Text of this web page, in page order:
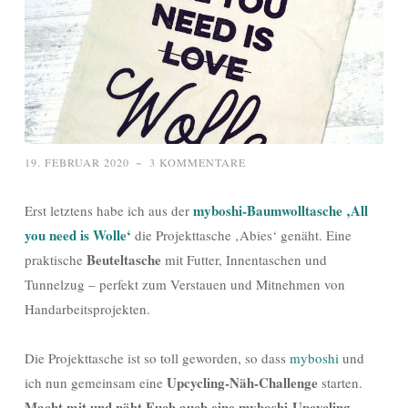
19. FEBRUAR 2020 ~ 3 KOMMENTARE
Erst letztens habe ich aus der myboshi-Baumwolltasche ‚All
you need is Wolle‘ die Projekttasche ‚Abies‘ genäht. Eine
praktische Beuteltasche mit Futter, Innentaschen und
Tunnelzug – perfekt zum Verstauen und Mitnehmen von
Handarbeitsprojekten.
Die Projekttasche ist so toll geworden, so dass myboshi und
ich nun gemeinsam eine Upcycling-Näh-Challenge starten.